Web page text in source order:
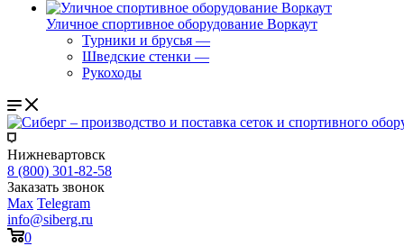
Уличное спортивное оборудование Воркаут
Турники и брусья —
Шведские стенки —
Рукоходы
Нижневартовск
8 (800) 301-82-58
Заказать звонок
Max Telegram
info@siberg.ru
0